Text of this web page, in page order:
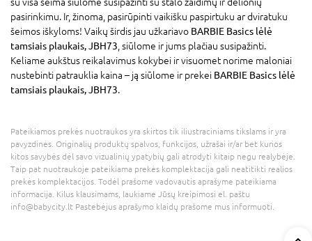
pasirinkimu. Ir, žinoma, pasirūpinti vaikišku paspirtuku ar dviratuku
šeimos iškyloms! Vaikų širdis jau užkariavo BARBIE Basics lėlė
tamsiais plaukais, JBH73 , siūlome ir jums plačiau susipažinti.
Keliame aukštus reikalavimus kokybei ir visuomet norime maloniai
nustebinti patrauklia kaina – ją siūlome ir prekei BARBIE Basics lėlė
tamsiais plaukais, JBH73.
Pateikiamos prekės nuotraukos yra skirtos tik iliustraciniams tikslams ir yra
pavyzdinės. Originalių produktų spalvos, funkcijos, užrašai ir/ar bet kurios
kitos savybės dėl savo vizualinių ypatybių gali atrodyti kitaip negu realybėje.
Taip pat nuotraukoje pateikiama prekės komplektacija gali neatitikti realios
prekės komplektacijos. Todėl prašome vadovautis aprašyme pateikiama
informacija. Kilus klausimams, laukiame Jūsų kreipimosi el. paštu
info@babycity.lt Pastebėjus aprašymo klaidų prašome mus informuoti.